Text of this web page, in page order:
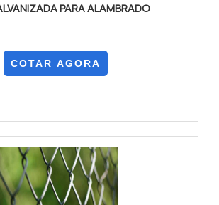
PARA ALAMBRADO
COTAR AGORA